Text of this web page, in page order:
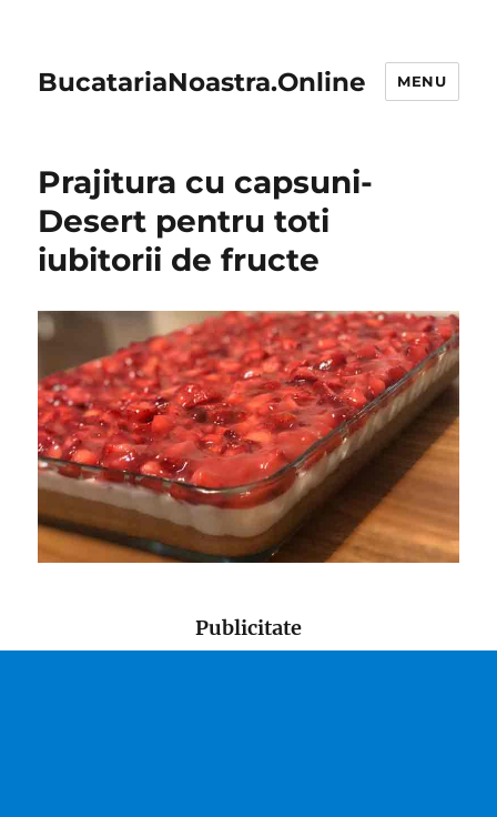
BucatariaNoastra.Online MENU
Prajitura cu capsuni-
Desert pentru toti
iubitorii de fructe
Publicitate